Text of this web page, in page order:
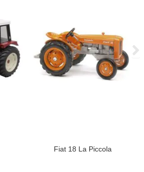
Fiat 18 La Piccola